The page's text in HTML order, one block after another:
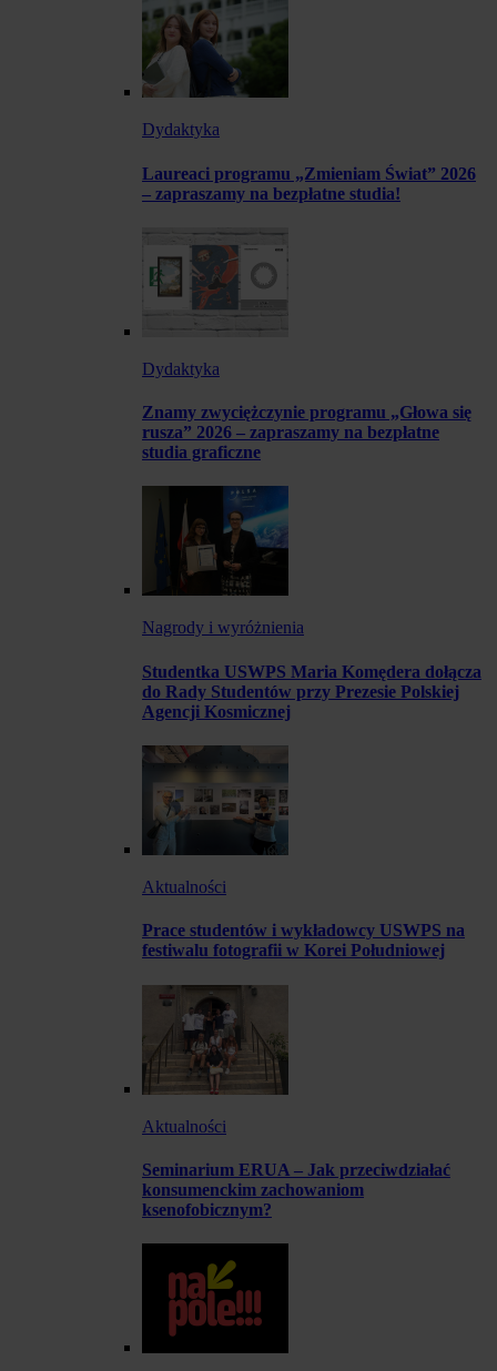
Dydaktyka
Laureaci programu „Zmieniam Świat” 2026
– zapraszamy na bezpłatne studia!
Dydaktyka
Znamy zwyciężczynie programu „Głowa się
rusza” 2026 – zapraszamy na bezpłatne
studia graficzne
Nagrody i wyróżnienia
Studentka USWPS Maria Komędera dołącza
do Rady Studentów przy Prezesie Polskiej
Agencji Kosmicznej
Aktualności
Prace studentów i wykładowcy USWPS na
festiwalu fotografii w Korei Południowej
Aktualności
Seminarium ERUA – Jak przeciwdziałać
konsumenckim zachowaniom
ksenofobicznym?